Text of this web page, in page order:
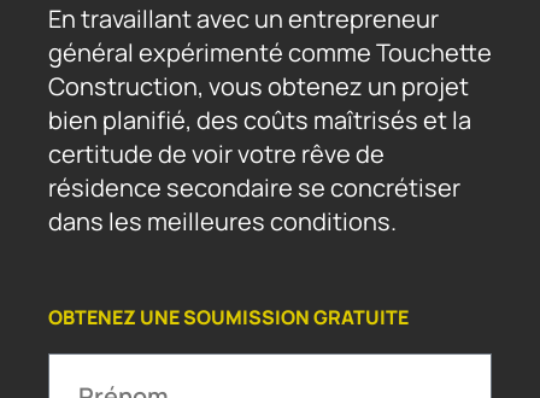
En travaillant avec un entrepreneur
général expérimenté comme Touchette
Construction, vous obtenez un projet
bien planifié, des coûts maîtrisés et la
certitude de voir votre rêve de
résidence secondaire se concrétiser
dans les meilleures conditions.
OBTENEZ UNE SOUMISSION GRATUITE